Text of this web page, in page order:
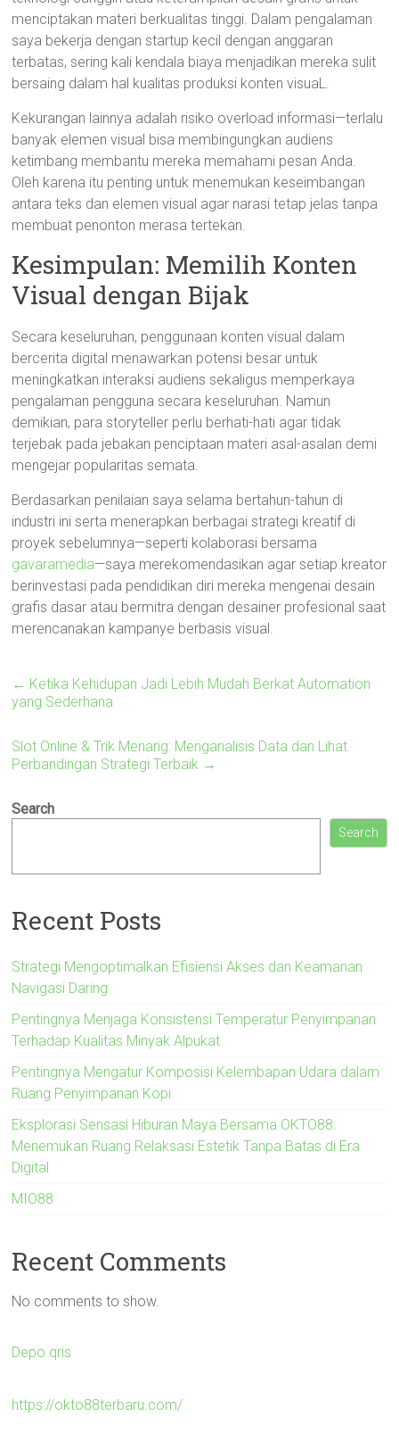
menciptakan materi berkualitas tinggi. Dalam pengalaman
saya bekerja dengan startup kecil dengan anggaran
terbatas, sering kali kendala biaya menjadikan mereka sulit
bersaing dalam hal kualitas produksi konten visuaL.
Kekurangan lainnya adalah risiko overload informasi—terlalu
banyak elemen visual bisa membingungkan audiens
ketimbang membantu mereka memahami pesan Anda.
Oleh karena itu penting untuk menemukan keseimbangan
antara teks dan elemen visual agar narasi tetap jelas tanpa
membuat penonton merasa tertekan.
Kesimpulan: Memilih Konten
Visual dengan Bijak
Secara keseluruhan, penggunaan konten visual dalam
bercerita digital menawarkan potensi besar untuk
meningkatkan interaksi audiens sekaligus memperkaya
pengalaman pengguna secara keseluruhan. Namun
demikian, para storyteller perlu berhati-hati agar tidak
terjebak pada jebakan penciptaan materi asal-asalan demi
mengejar popularitas semata.
Berdasarkan penilaian saya selama bertahun-tahun di
industri ini serta menerapkan berbagai strategi kreatif di
proyek sebelumnya—seperti kolaborasi bersama
gavaramedia—saya merekomendasikan agar setiap kreator
berinvestasi pada pendidikan diri mereka mengenai desain
grafis dasar atau bermitra dengan desainer profesional saat
merencanakan kampanye berbasis visual.
← Ketika Kehidupan Jadi Lebih Mudah Berkat Automation
yang Sederhana
Slot Online & Trik Menang: Menganalisis Data dan Lihat
Perbandingan Strategi Terbaik →
Search
Search
Recent Posts
Strategi Mengoptimalkan Efisiensi Akses dan Keamanan
Navigasi Daring
Pentingnya Menjaga Konsistensi Temperatur Penyimpanan
Terhadap Kualitas Minyak Alpukat
Pentingnya Mengatur Komposisi Kelembapan Udara dalam
Ruang Penyimpanan Kopi
Eksplorasi Sensasi Hiburan Maya Bersama OKTO88:
Menemukan Ruang Relaksasi Estetik Tanpa Batas di Era
Digital
MIO88
Recent Comments
No comments to show.
Depo qris
https://okto88terbaru.com/